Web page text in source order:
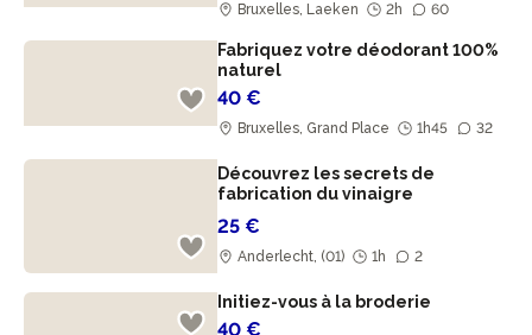
Bruxelles, Laeken 2h 60
Fabriquez votre déodorant 100%
naturel
40 €
Bruxelles, Grand Place 1h45 32
Découvrez les secrets de
fabrication du vinaigre
25 €
Anderlecht, (01) 1h 2
Initiez-vous à la broderie
40 €